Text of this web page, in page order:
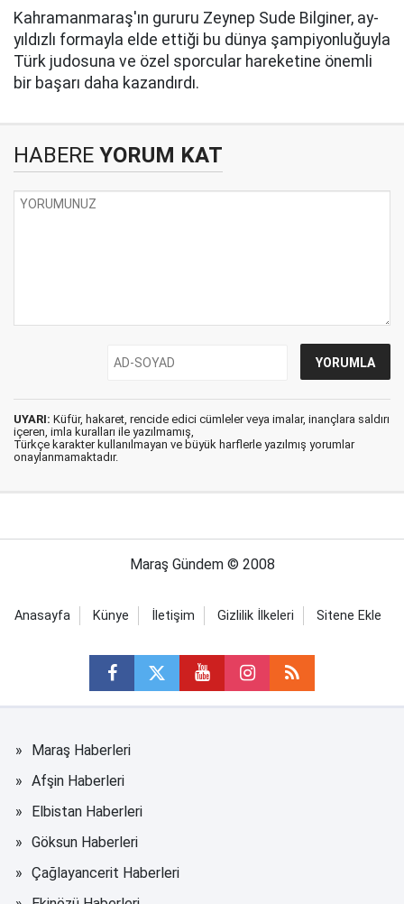
Kahramanmaraş'ın gururu Zeynep Sude Bilginer, ay-
yıldızlı formayla elde ettiği bu dünya şampiyonluğuyla
Türk judosuna ve özel sporcular hareketine önemli
bir başarı daha kazandırdı.
HABERE YORUM KAT
UYARI: Küfür, hakaret, rencide edici cümleler veya imalar, inançlara saldırı
içeren, imla kuralları ile yazılmamış,
Türkçe karakter kullanılmayan ve büyük harflerle yazılmış yorumlar
onaylanmamaktadır.
Maraş Gündem © 2008
Anasayfa Künye İletişim Gizlilik İlkeleri Sitene Ekle
Maraş Haberleri
Afşin Haberleri
Elbistan Haberleri
Göksun Haberleri
Çağlayancerit Haberleri